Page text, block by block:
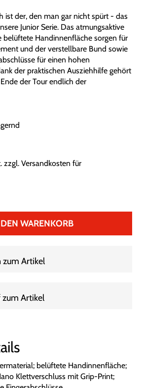
ist der, den man gar nicht spürt - das
Junior Serie. Das atmungsaktive
belüftete Handinnenfläche sorgen für
und der verstellbare Bund sowie
für einen hohen
der praktischen Ausziehhilfe gehört
der Tour endlich der
zzgl. Versandkosten für
WARENKORB
zum Artikel
zum Artikel
belüftete Handinnenfläche;
Klettverschluss mit Grip-Print;